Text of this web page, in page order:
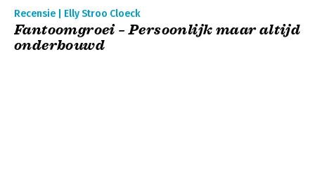
Recensie | Elly Stroo Cloeck
Fantoomgroei – Persoonlijk maar altijd
onderbouwd